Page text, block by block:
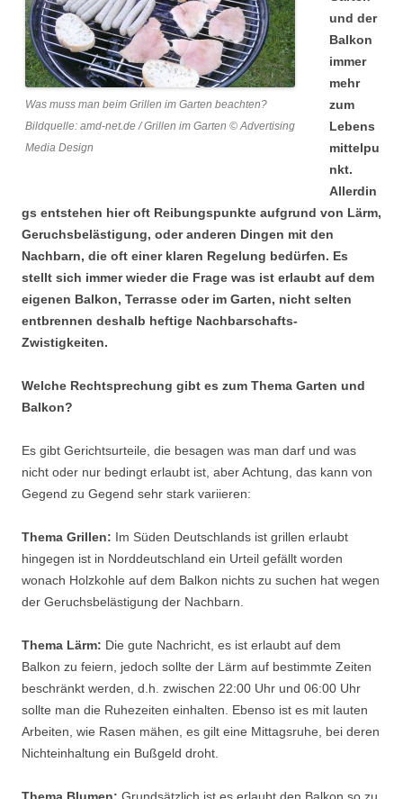
Was muss man beim Grillen im Garten beachten?
Bildquelle: amd-net.de / Grillen im Garten © Advertising
Media Design
und der
Balkon
immer
mehr
zum
Lebens
mittelpu
nkt.
Allerdin
gs entstehen hier oft Reibungspunkte aufgrund von Lärm,
Geruchsbelästigung, oder anderen Dingen mit den
Nachbarn, die oft einer klaren Regelung bedürfen. Es
stellt sich immer wieder die Frage was ist erlaubt auf dem
eigenen Balkon, Terrasse oder im Garten, nicht selten
entbrennen deshalb heftige Nachbarschafts-
Zwistigkeiten.
Welche Rechtsprechung gibt es zum Thema Garten und
Balkon?
Es gibt Gerichtsurteile, die besagen was man darf und was
nicht oder nur bedingt erlaubt ist, aber Achtung, das kann von
Gegend zu Gegend sehr stark variieren:
Thema Grillen: Im Süden Deutschlands ist grillen erlaubt
hingegen ist in Norddeutschland ein Urteil gefällt worden
wonach Holzkohle auf dem Balkon nichts zu suchen hat wegen
der Geruchsbelästigung der Nachbarn.
Thema Lärm: Die gute Nachricht, es ist erlaubt auf dem
Balkon zu feiern, jedoch sollte der Lärm auf bestimmte Zeiten
beschränkt werden, d.h. zwischen 22:00 Uhr und 06:00 Uhr
sollte man die Ruhezeiten einhalten. Ebenso ist es mit lauten
Arbeiten, wie Rasen mähen, es gilt eine Mittagsruhe, bei deren
Nichteinhaltung ein Bußgeld droht.